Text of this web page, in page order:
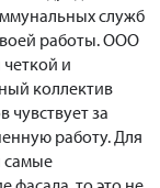
служб
работы. ООО
и
коллектив
за
работу. Для
самые